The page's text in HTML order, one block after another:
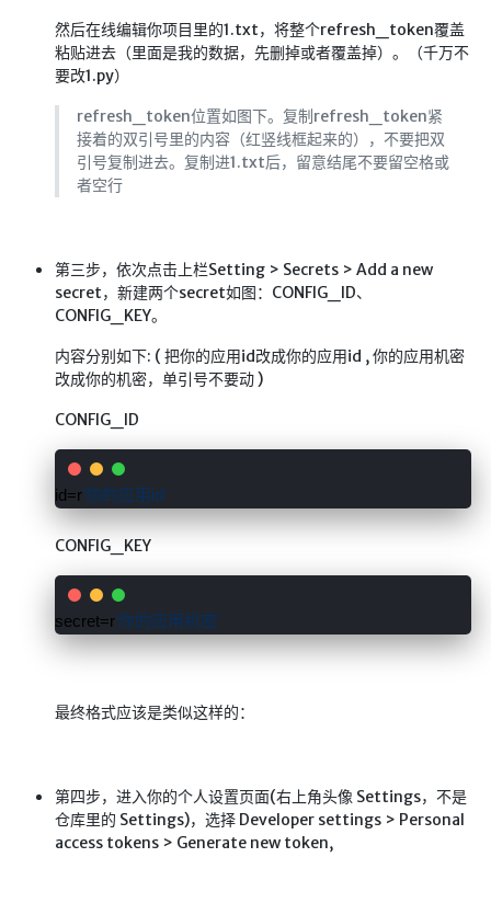
然后在线编辑你项目里的1.txt，将整个refresh_token覆盖
粘贴进去（里面是我的数据，先删掉或者覆盖掉）。（千万不
要改1.py）
refresh_token位置如图下。复制refresh_token紧
接着的双引号里的内容（红竖线框起来的），不要把双
引号复制进去。复制进1.txt后，留意结尾不要留空格或
者空行
第三步，依次点击上栏Setting > Secrets > Add a new
secret，新建两个secret如图：CONFIG_ID、
CONFIG_KEY。
内容分别如下: ( 把你的应用id改成你的应用id , 你的应用机密
改成你的机密，单引号不要动 )
CONFIG_ID
id=r'你的应用id'
CONFIG_KEY
secret=r'你的应用机密'
最终格式应该是类似这样的：
第四步，进入你的个人设置页面(右上角头像 Settings，不是
仓库里的 Settings)，选择 Developer settings > Personal
access tokens > Generate new token,
文件传输
文件传输 自建
文库下载
九宫格照片生成
图片加水印
Aria2
个人网盘
Cloudreve
Google硬盘
主站网页探针
副站网页探针
高阶工具
软件下载安装
百度网盘解析
临时邮箱
临时Gmail